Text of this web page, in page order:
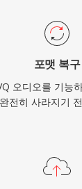
포맷 복구
오디오를 기능
전히 사라지기